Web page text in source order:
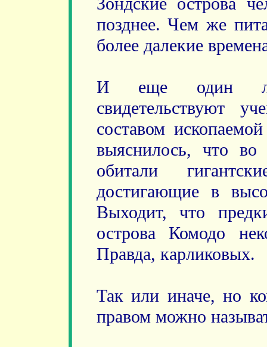
позднее. Чем же
более далекие
И еще один
свидетельствуют
составом
выяснилось, что во
обитали
достигающие в
Выходит, что
острова Комодо
Правда, карликовых.
Так или иначе, но
правом можно